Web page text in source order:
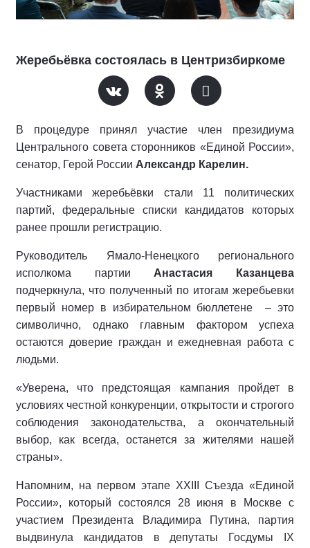
Жеребьёвка состоялась в Центризбиркоме
В процедуре принял участие член президиума
Центрального совета сторонников «Единой России»,
сенатор, Герой России Александр Карелин.
Участниками жеребьёвки стали 11 политических
партий, федеральные списки кандидатов которых
ранее прошли регистрацию.
Руководитель Ямало-Ненецкого регионального
исполкома партии Анастасия Казанцева
подчеркнула, что полученный по итогам жеребьевки
первый номер в избирательном бюллетене
– это
символично, однако главным фактором успеха
остаются доверие граждан и ежедневная работа с
людьми.
«Уверена, что предстоящая кампания пройдет в
условиях честной конкуренции, открытости и строгого
соблюдения законодательства, а окончательный
выбор, как всегда, останется за жителями нашей
страны».
Напомним, на первом этапе XXIII Съезда «Единой
России», который состоялся 28 июня в Москве с
участием Президента Владимира Путина, партия
выдвинула кандидатов в депутаты Госдумы IX